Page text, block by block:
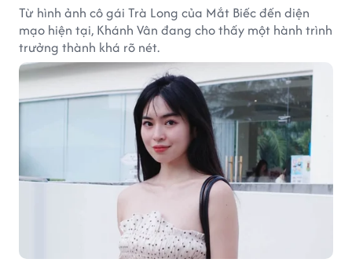
Từ hình ảnh cô gái Trà Long của Mắt Biếc đến diện
mạo hiện tại, Khánh Vân đang cho thấy một hành trình
trưởng thành khá rõ nét.